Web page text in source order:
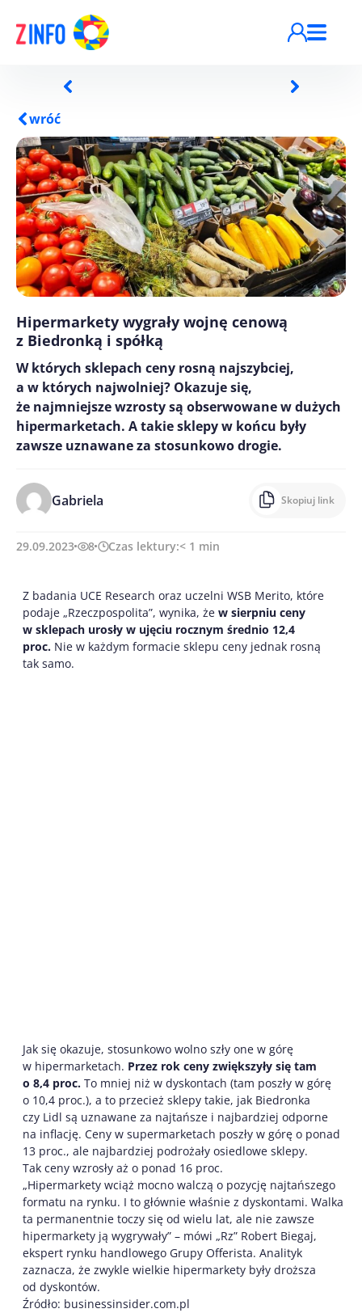
wróć
Hipermarkety wygrały wojnę cenową
z Biedronką i spółką
W których sklepach ceny rosną najszybciej,
a w których najwolniej? Okazuje się,
że najmniejsze wzrosty są obserwowane w dużych
hipermarketach. A takie sklepy w końcu były
zawsze uznawane za stosunkowo drogie.
Gabriela Skopiuj link
29.09.2023 8 Czas lektury:< 1 min
Z badania UCE Research oraz uczelni WSB Merito, które
podaje „Rzeczpospolita”, wynika, że w sierpniu ceny
w sklepach urosły w ujęciu rocznym średnio 12,4
proc. Nie w każdym formacie sklepu ceny jednak rosną
tak samo.
Jak się okazuje, stosunkowo wolno szły one w górę
w hipermarketach. Przez rok ceny zwiększyły się tam
o 8,4 proc. To mniej niż w dyskontach (tam poszły w górę
o 10,4 proc.), a to przecież sklepy takie, jak Biedronka
czy Lidl są uznawane za najtańsze i najbardziej odporne
na inflację. Ceny w supermarketach poszły w górę o ponad
13 proc., ale najbardziej podrożały osiedlowe sklepy.
Tak ceny wzrosły aż o ponad 16 proc.
„Hipermarkety wciąż mocno walczą o pozycję najtańszego
formatu na rynku. I to głównie właśnie z dyskontami. Walka
ta permanentnie toczy się od wielu lat, ale nie zawsze
hipermarkety ją wygrywały” – mówi „Rz” Robert Biegaj,
ekspert rynku handlowego Grupy Offerista. Analityk
zaznacza, że zwykle wielkie hipermarkety były droższa
od dyskontów.
Źródło: businessinsider.com.pl